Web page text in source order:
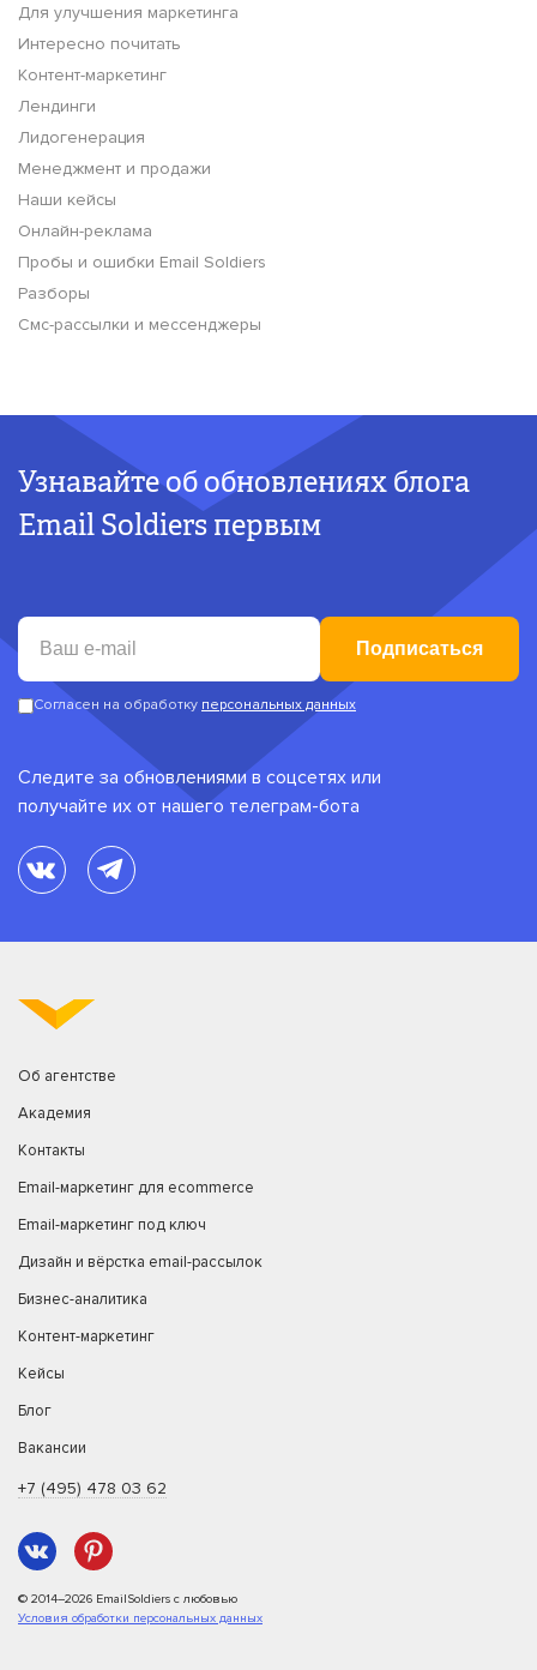
Для улучшения маркетинга
Интересно почитать
Контент-маркетинг
Лендинги
Лидогенерация
Менеджмент и продажи
Наши кейсы
Онлайн-реклама
Пробы и ошибки Email Soldiers
Разборы
Смс-рассылки и мессенджеры
Узнавайте об обновлениях блога
Email Soldiers первым
Подписаться
Согласен на обработку персональных данных
Следите за обновлениями в соцсетях или
получайте их от нашего телеграм-бота
Об агентстве
Академия
Контакты
Email-маркетинг для ecommerce
Email-маркетинг под ключ
Дизайн и вёрстка email-рассылок
Бизнес-аналитика
Контент-маркетинг
Кейсы
Блог
Вакансии
+7 (495) 478 03 62
© 2014–2026 EmailSoldiers с любовью
Условия обработки персональных данных